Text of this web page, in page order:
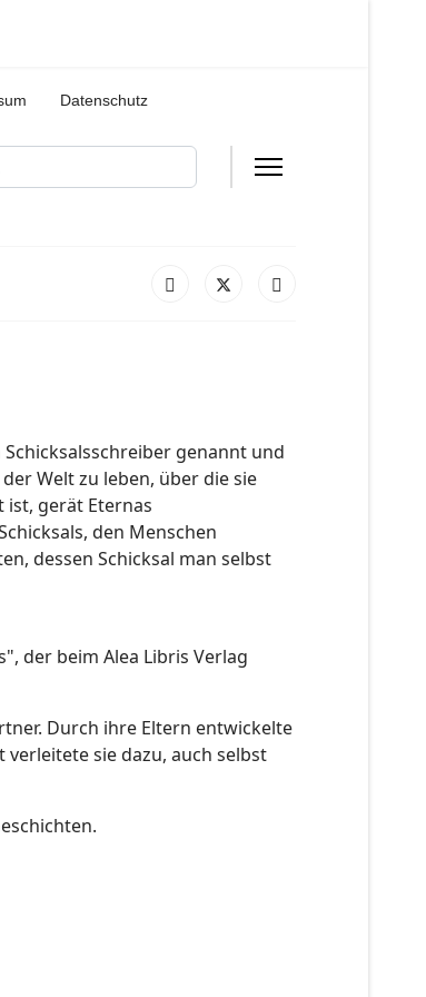
Datenschutz
genannt und
Welt zu leben, über die sie
ist, gerät Eternas
den Menschen
dessen Schicksal man selbst
der beim Alea Libris Verlag
Durch ihre Eltern entwickelte
sie dazu, auch selbst